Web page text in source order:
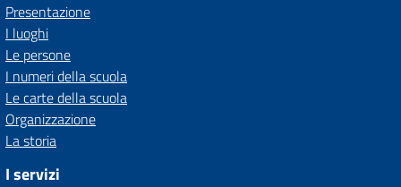
Presentazione
I luoghi
Le persone
I numeri della scuola
Le carte della scuola
Organizzazione
La storia
I servizi